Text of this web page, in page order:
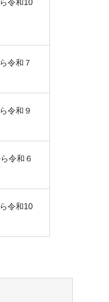
令和10
令和７
令和９
令和６
令和10